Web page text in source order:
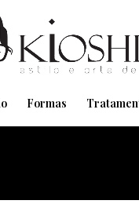
Formas
em
Agende pelo